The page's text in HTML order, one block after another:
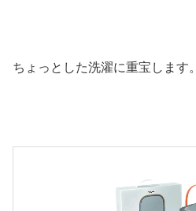
ちょっとした洗濯に重宝します。